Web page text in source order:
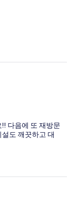
다음에 또 재방문
도 깨끗하고 대